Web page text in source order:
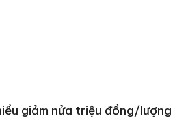
giảm nửa triệu đồng/lượng
tìm bị hại trong vụ